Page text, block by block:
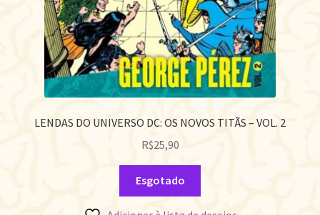
LENDAS DO UNIVERSO DC: OS NOVOS TITÃS – VOL. 2
R$25,90
Esgotado